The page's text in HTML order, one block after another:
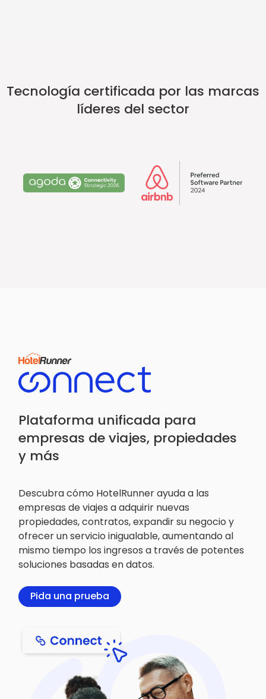
Tecnología certificada por las marcas
líderes del sector
Plataforma unificada para
empresas de viajes, propiedades
y más
Descubra cómo HotelRunner ayuda a las
empresas de viajes a adquirir nuevas
propiedades, contratos, expandir su negocio y
ofrecer un servicio inigualable, aumentando al
mismo tiempo los ingresos a través de potentes
soluciones basadas en datos.
Pida una prueba